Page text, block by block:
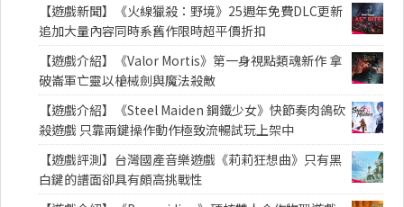
【遊戲新聞】《火線獵殺：野境》25週年免費DLC更新
追加大量內容同時系舊作限時超平價折扣
【遊戲介紹】《Valor Mortis》第一身視點類魂新作 拿
破崙軍亡靈以槍械劍與魔法殺敵
【遊戲介紹】《Steel Maiden 鋼鐵少女》快節奏肉鴿砍
殺遊戲 只靠兩鍵操作動作極致流暢試玩上架中
【遊戲評測】台灣國產音樂遊戲《莉莉狂想曲》只有黑
白鍵的譜面卻具有頗高挑戰性